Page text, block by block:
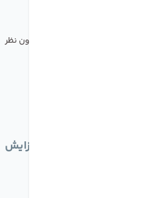
بدون نظر
موجودی آیفون 13 احتمالا در هفته‌های آینده افزایش